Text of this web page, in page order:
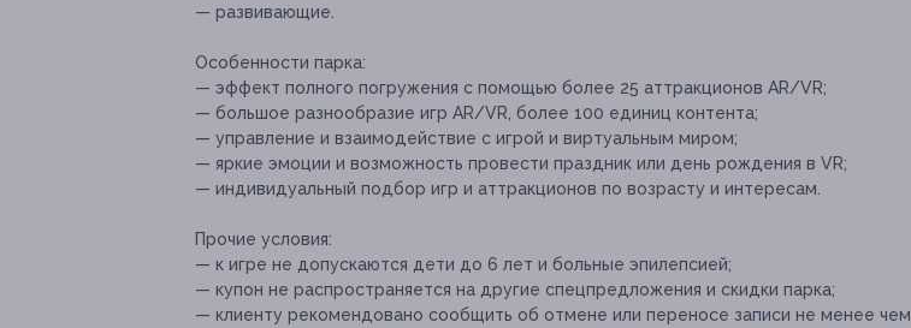
— развивающие.
Особенности парка:
— эффект полного погружения с помощью более 25 аттракционов AR/VR;
— большое разнообразие игр AR/VR, более 100 единиц контента;
— управление и взаимодействие с игрой и виртуальным миром;
— яркие эмоции и возможность провести праздник или день рождения в VR;
— индивидуальный подбор игр и аттракционов по возрасту и интересам.
Прочие условия:
— к игре не допускаются дети до 6 лет и больные эпилепсией;
— купон не распространяется на другие спецпредложения и скидки парка;
— клиенту рекомендовано сообщить об отмене или переносе записи не менее чем